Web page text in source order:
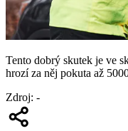
Tento dobrý skutek je ve
hrozí za něj pokuta až
Zdroj: -